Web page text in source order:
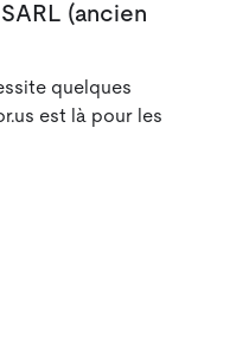
(ancien
quelques
est là pour les